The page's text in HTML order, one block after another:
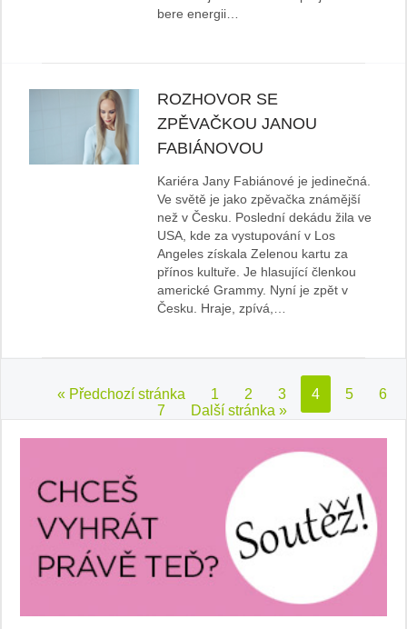
bere energii…
ROZHOVOR SE
ZPĚVAČKOU JANOU
FABIÁNOVOU
Kariéra Jany Fabiánové je jedinečná.
Ve světě je jako zpěvačka známější
než v Česku. Poslední dekádu žila ve
USA, kde za vystupování v Los
Angeles získala Zelenou kartu za
přínos kultuře. Je hlasující členkou
americké Grammy. Nyní je zpět v
Česku. Hraje, zpívá,…
« Předchozí stránka 1 2 3 4 5
6
7
Další stránka »